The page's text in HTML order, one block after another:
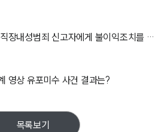
포항법률상담 사례로 본 직장내성범죄 신고자에게 불이익조치를 하면 처벌 대상!
영상 유포미수 사건 결과는?
목록보기